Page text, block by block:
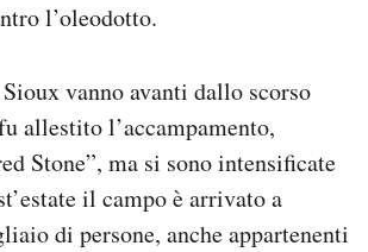
l’oleodotto.
vanno avanti dallo scorso
allestito l’accampamento,
Stone”, ma si sono intensificate
il campo è arrivato a
di persone, anche appartenenti